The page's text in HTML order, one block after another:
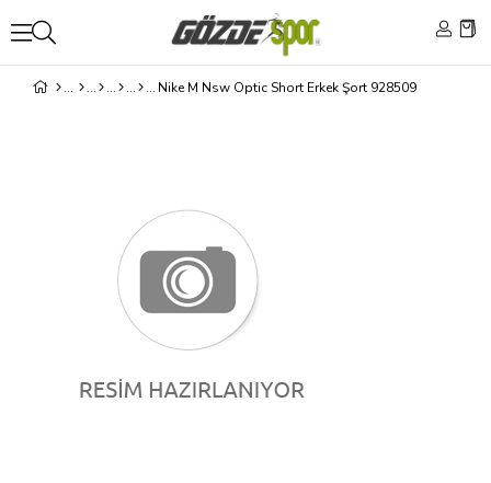
Nike M Nsw Optic Short Erkek Şort 928509